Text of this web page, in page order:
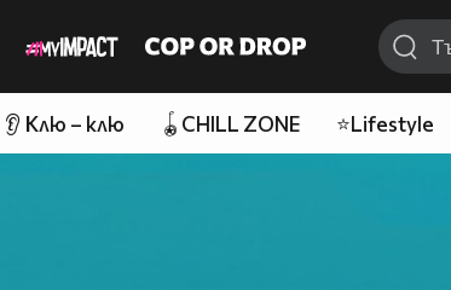
👂 Клю – клю 🪀CHILL ZONE ⭐Lifestyle